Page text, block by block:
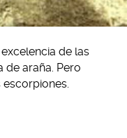
de las
de araña. Pero